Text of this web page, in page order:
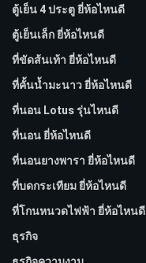
ตู้เย็น 4 ประตู ยี่ห้อไหนดี
ตู้เย็นเล็ก ยี่ห้อไหนดี
ที่ขัดส้นเท้า ยี่ห้อไหนดี
ที่คั้นน้ำมะนาว ยี่ห้อไหนดี
ที่นอน Lotus รุ่นไหนดี
ที่นอน ยี่ห้อไหนดี
ที่นอนยางพารา ยี่ห้อไหนดี
ที่บดกระเทียม ยี่ห้อไหนดี
ที่โกนหนวดไฟฟ้า ยี่ห้อไหนดี
ธุรกิจ